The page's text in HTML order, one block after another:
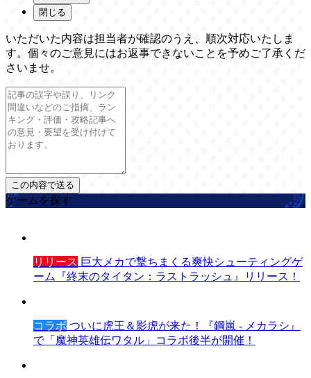
閉じる
いただいた内容は担当者が確認のうえ、順次対応いたしま
す。個々のご意見にはお返事できないことを予めご了承くだ
さいませ。
ゲームを探す
リリース 巨大メカで撃ちまくる爽快シューティングゲ
ーム『終末のタイタン：ラストラッシュ』リリース！
コラボ ついに虎王＆影虎が来た！『鋼嵐 - メカラシ』
で「魔神英雄伝ワタル」コラボ後半が開催！